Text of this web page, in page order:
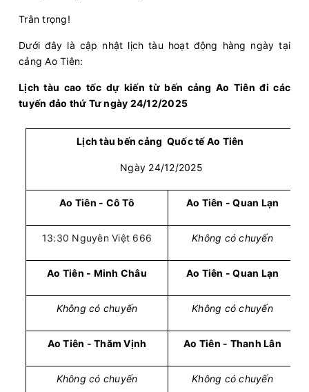
Trân trọng!
Dưới đây là cập nhật lịch tàu hoạt động hàng ngày tại
cảng Ao Tiên:
Lịch tàu cao tốc dự kiến từ bến cảng Ao Tiên đi các
tuyến đảo thứ Tư ngày 24/12/2025
Lịch tàu bến cảng Quốc tế Ao Tiên
Ngày 24/12/2025
Ao Tiên - Cô Tô Ao Tiên - Quan Lạn
13:30 Nguyên Việt 666 Không có chuyến
Ao Tiên - Minh Châu Ao Tiên - Quan Lạn
Không có chuyến Không có chuyến
Ao Tiên - Thăm Vịnh Ao Tiên - Thanh Lân
Không có chuyến Không có chuyến